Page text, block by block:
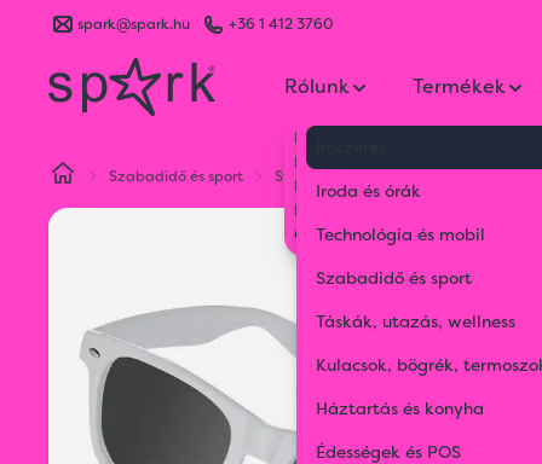
spark@spark.hu +36 1 412 3760
Rólunk
Kik vagyunk
Kapcsolat
Blog
Karrier
Gyakran Ismételt Kérdések
Termékek
Iroda és órák
Technológia és mobil
Szabadidő és sport
Táskák, utazás, wellness
Kulacsok, bögrék,
Háztartás és konyha
Édességek és POS
Szabadidő és sport Strand kellékek